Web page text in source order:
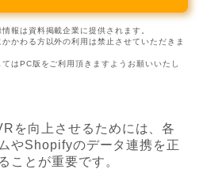
報は資料掲載企業に提供されます。
かわる方以外の利用は禁止させていただきま
はPC版をご利用頂きますようお願いいたし
を向上させるためには、各
やShopifyのデータ連携を正
ことが重要です。